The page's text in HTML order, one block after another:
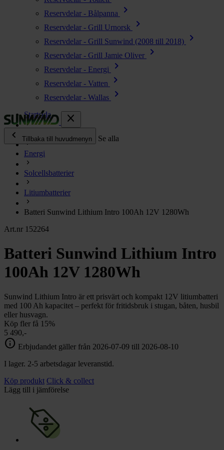
Reservdelar - Bålpanna chevron_right
Reservdelar - Grill Urnorsk chevron_right
Reservdelar - Grill Sunwind (2008 till 2018) chevron_right
Reservdelar - Grill Jamie Oliver chevron_right
Reservdelar - Energi chevron_right
Reservdelar - Vatten chevron_right
Reservdelar - Wallas
chevron_right
close
chevron_left
Tillbaka till huvudmenyn Se alla
Energi
Kök & Gasol chevron_right
Värme chevron_right
Vatten chevron_right
Toalett
Grill & Fritid
Lacanche
Reservdelar chevron_right
Startsida
Energi
Solcellsbatterier
Litiumbatterier
Batteri Sunwind Lithium Intro 100Ah 12V 1280Wh
Art.nr 152264
Batteri Sunwind Lithium Intro
100Ah 12V 1280Wh
Sunwind Lithium Intro är ett prisvärt och kompakt 12V litiumbatteri
med 100 Ah kapacitet – perfekt för fritidsbruk i stugan, båten, husbil
eller husvagn.
Köp fler få 15%
5 490,-
info Erbjudandet gäller från 2026-07-09 till 2026-08-10
I lager. 2-5 arbetsdagar leveranstid.
Köp produkt Click & collect
Lägg till i jämförelse